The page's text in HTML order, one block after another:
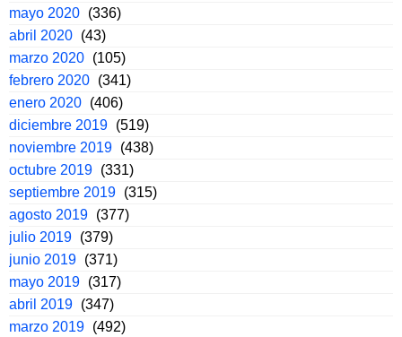
mayo 2020 (336)
abril 2020 (43)
marzo 2020 (105)
febrero 2020 (341)
enero 2020 (406)
diciembre 2019 (519)
noviembre 2019 (438)
octubre 2019 (331)
septiembre 2019 (315)
agosto 2019 (377)
julio 2019 (379)
junio 2019 (371)
mayo 2019 (317)
abril 2019 (347)
marzo 2019 (492)